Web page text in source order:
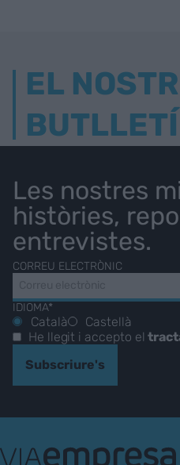
EL
BUTLLETÍ
Les nostres
històries,
entrevistes.
CORREU ELECTRÒNIC
IDIOMA*
Català
Castellà
He llegit i accepto el
Subscriure's